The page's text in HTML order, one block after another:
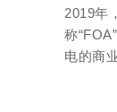
2019年
称
电的商